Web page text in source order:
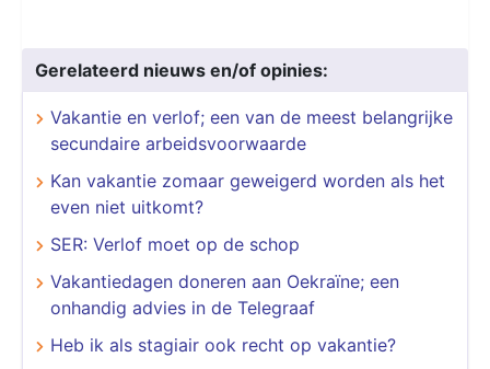
Gerelateerd nieuws en/of opinies:
Vakantie en verlof; een van de meest belangrijke
secundaire arbeidsvoorwaarde
Kan vakantie zomaar geweigerd worden als het
even niet uitkomt?
SER: Verlof moet op de schop
Vakantiedagen doneren aan Oekraïne; een
onhandig advies in de Telegraaf
Heb ik als stagiair ook recht op vakantie?